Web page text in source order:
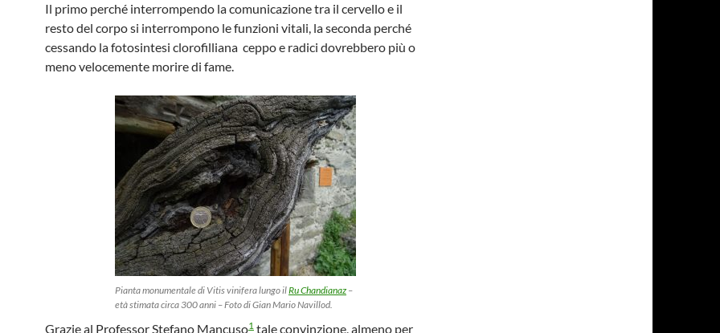
Il primo perché interrompendo la comunicazione tra il cervello e il
resto del corpo si interrompono le funzioni vitali, la seconda perché
cessando la fotosintesi clorofilliana ceppo e radici dovrebbero più o
meno velocemente morire di fame.
Pianta monumentale di Vitis vinifera lungo ilRu Chandianaz –
età stimata circa 300 anni – Foto di Gian Mario Navillod.
Grazie al Professor Stefano Mancuso1 tale convinzione, almeno per